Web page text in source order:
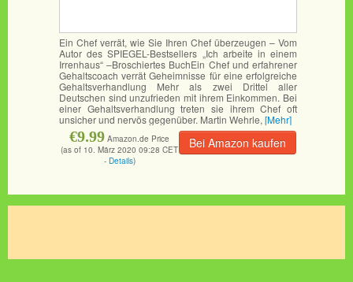
Ein Chef verrät, wie Sie Ihren Chef überzeugen – Vom
Autor des SPIEGEL-Bestsellers „Ich arbeite in einem
Irrenhaus“ –Broschiertes BuchEin Chef und erfahrener
Gehaltscoach verrät Geheimnisse für eine erfolgreiche
Gehaltsverhandlung Mehr als zwei Drittel aller
Deutschen sind unzufrieden mit ihrem Einkommen. Bei
einer Gehaltsverhandlung treten sie ihrem Chef oft
unsicher und nervös gegenüber. Martin Wehrle, [Mehr]
Bei Amazon kaufen
€9.99 Amazon.de Price
(as of 10. März 2020 09:28 CET
- Details)